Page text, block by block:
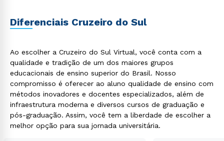
Diferenciais Cruzeiro do Sul
Ao escolher a Cruzeiro do Sul Virtual, você conta com a
qualidade e tradição de um dos maiores grupos
educacionais de ensino superior do Brasil. Nosso
compromisso é oferecer ao aluno qualidade de ensino com
métodos inovadores e docentes especializados, além de
infraestrutura moderna e diversos cursos de graduação e
pós-graduação. Assim, você tem a liberdade de escolher a
melhor opção para sua jornada universitária.